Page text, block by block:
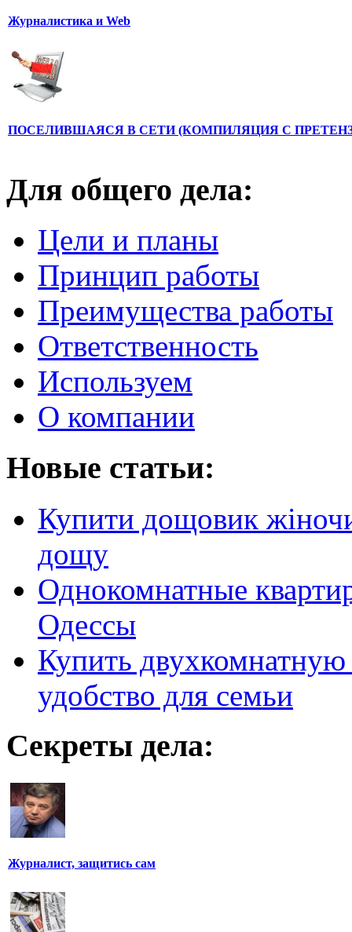
Журналистика и Web
ПОСЕЛИВШАЯСЯ В СЕТИ (КОМПИЛЯЦИЯ С
Для общего дела:
Цели и планы
Принцип работы
Преимущества работы
Ответственность
Используем
О компании
Новые статьи:
Купити дощовик
дощу
Однокомнатные
Одессы
Купить
удобство для семьи
Секреты дела:
Журналист, защитись сам